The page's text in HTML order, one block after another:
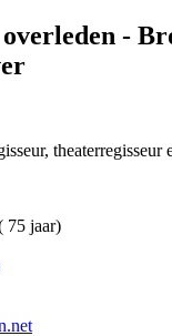
-
theaterregisseur
75 jaar)